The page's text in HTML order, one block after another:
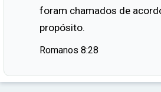
foram chamados de
propósito.
Romanos 8:28